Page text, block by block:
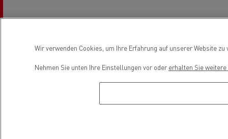
Wir verwenden Cookies, um Ihre Erfahrung auf unserer Website
Nehmen Sie unten Ihre Einstellungen vor oder erhalten Sie